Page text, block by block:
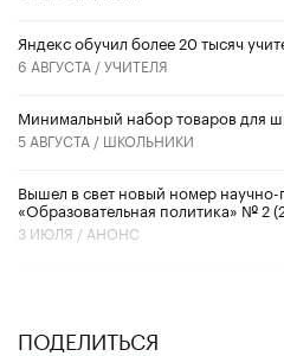
​Яндекс обучил более 20 тысяч
6 АВГУСТА /УЧИТЕЛЯ
Минимальный набор товаров для
5 АВГУСТА / ШКОЛЬНИКИ
Вышел в свет новый номер
«Образовательная политика» № 2
3 ИЮЛЯ / АНОНС
ПОДЕЛИТЬСЯ